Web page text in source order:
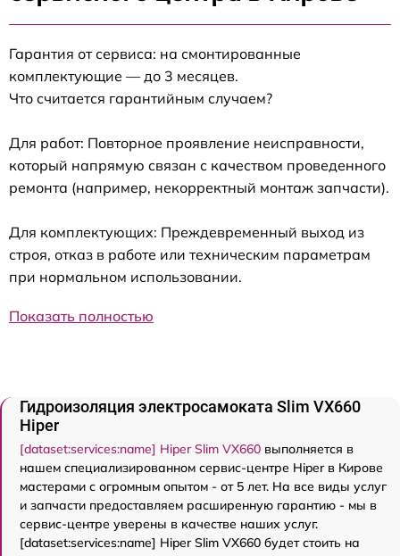
Гарантия от сервиса: на смонтированные
комплектующие — до 3 месяцев.
Что считается гарантийным случаем?
Для работ: Повторное проявление неисправности,
который напрямую связан с качеством проведенного
ремонта (например, некорректный монтаж запчасти).
Для комплектующих: Преждевременный выход из
строя, отказ в работе или техническим параметрам
при нормальном использовании.
Показать полностью
Гидроизоляция электросамоката Slim VX660
Hiper
[dataset:services:name] Hiper Slim VX660 выполняется в
нашем специализированном сервис-центре Hiper в Кирове
мастерами с огромным опытом - от 5 лет. На все виды услуг
и запчасти предоставляем расширенную гарантию - мы в
сервис-центре уверены в качестве наших услуг.
[dataset:services:name] Hiper Slim VX660 будет стоить на